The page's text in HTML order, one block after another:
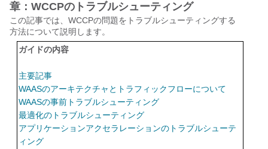
章：WCCPのトラブルシューティング
この記事では、WCCPの問題をトラブルシューティングする
方法について説明します。
ガイドの内容
主要記事
WAASのアーキテクチャとトラフィックフローについて
WAASの事前トラブルシューティング
最適化のトラブルシューティング
アプリケーションアクセラレーションのトラブルシューテ
ィング